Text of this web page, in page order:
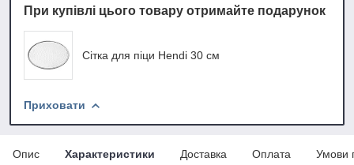
При купівлі цього товару отримайте подарунок
Сітка для піци Hendi 30 см
Приховати
Опис Характеристики Доставка Оплата Умови